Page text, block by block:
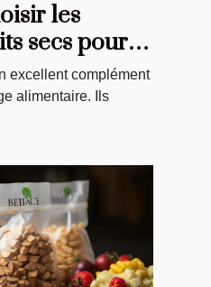
les
secs pour
excellent complément
alimentaire. Ils